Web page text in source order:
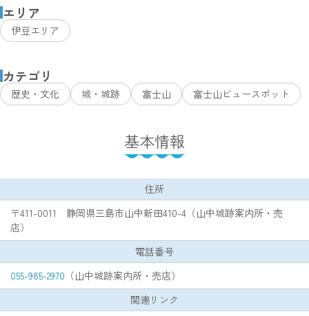
エリア
伊豆エリア
カテゴリ
歴史・文化 城・城跡 富士山 富士山ビュースポット
基本情報
住所
〒411-0011 静岡県三島市山中新田410-4（山中城跡案内所・売
店）
電話番号
055-985-2970 （山中城跡案内所・売店）
関連リンク